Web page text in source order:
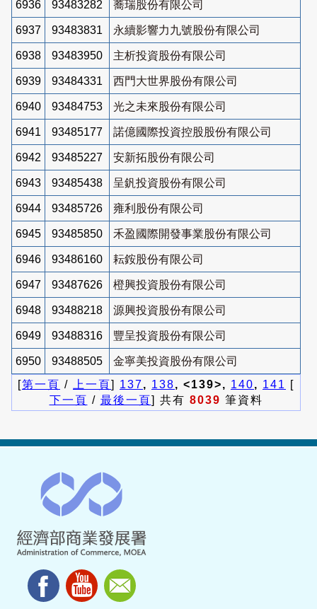
6936 93483282 蕎瑞股份有限公司
6937 93483831 永續影響力九號股份有限公司
6938 93483950 主析投資股份有限公司
6939 93484331 西門大世界股份有限公司
6940 93484753 光之未來股份有限公司
6941 93485177 諾億國際投資控股股份有限公司
6942 93485227 安新拓股份有限公司
6943 93485438 呈釩投資股份有限公司
6944 93485726 雍利股份有限公司
6945 93485850 禾盈國際開發事業股份有限公司
6946 93486160 耘銨股份有限公司
6947 93487626 橙興投資股份有限公司
6948 93488218 源興投資股份有限公司
6949 93488316 豐呈投資股份有限公司
6950 93488505
金寧美投資股份有限公司
[第一頁 / 上一頁] 137, 138, <139>, 140, 141
[
下一頁 / 最後一頁] 共有 8039 筆資料